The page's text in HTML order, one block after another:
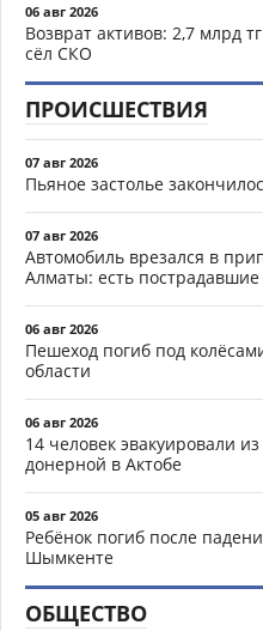
06 авг 2026
Возврат активов: 2,7 млрд
сёл СКО
ПРОИСШЕСТВИЯ
07 авг 2026
Пьяное застолье
07 авг 2026
Автомобиль врезался в
Алматы: есть пострадавшие
06 авг 2026
Пешеход погиб под
области
06 авг 2026
14 человек эвакуировали
донерной в Актобе
05 авг 2026
Ребёнок погиб после
Шымкенте
ОБЩЕСТВО